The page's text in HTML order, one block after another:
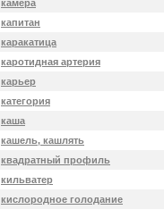
камера
капитан
каракатица
каротидная артерия
карьер
категория
каша
кашель, кашлять
квадратный профиль
кильватер
кислородное голодание